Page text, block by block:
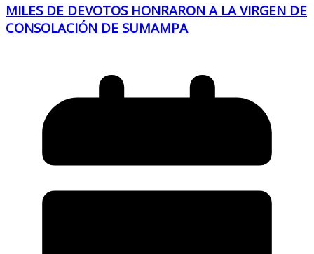
MILES DE DEVOTOS HONRARON A LA VIRGEN DE
CONSOLACIÓN DE SUMAMPA